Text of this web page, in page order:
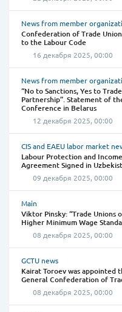
News from member
Confederation of Trade
to the Labour Code
16 декабря 2025, 00:00
News from member
“No to Sanctions, Yes to
Partnership”. Statement of
Conference in Belarus
12 декабря 2025, 00:00
CIS and EAEU labor market
Labour Protection and
Agreement Signed in
09 декабря 2025, 00:00
Main
Viktor Pinsky: “Trade Unions
Higher Minimum Wage
08 декабря 2025, 00:00
GCTU news
Kairat Toroev was
General Confederation of
08 декабря 2025, 00:00